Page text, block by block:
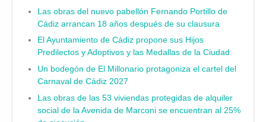
Las obras del nuevo pabellón Fernando Portillo de
Cádiz arrancan 18 años después de su clausura
El Ayuntamiento de Cádiz propone sus Hijos
Predilectos y Adoptivos y las Medallas de la Ciudad
Un bodegón de El Millonario protagoniza el cartel del
Carnaval de Cádiz 2027
Las obras de las 53 viviendas protegidas de alquiler
social de la Avenida de Marconi se encuentran al 25%